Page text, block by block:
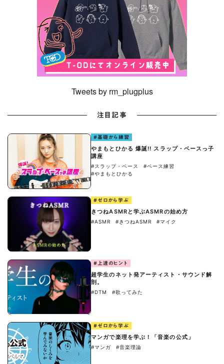
Tweets by rm_plugplus
注目記事
#基礎から練習
やまもとひかる 爆誕!! スラップ・ベースっ子
講座
#スラップ・ベース
#ベース練習
#やまもとひかる
#ゼロから学ぶ
きつねASMRと学ぶASMRの始め方
#ASMR #きつねASMR #マイク
#上達のヒント
超学生のネット発アーティスト・サウンド解
剖。
#DTM #歌ってみた
#ゼロから学ぶ
マンガで楽理を学ぶ！「音楽の公式」
#マンガ #音楽理論